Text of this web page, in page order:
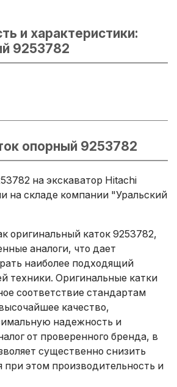
и характеристики:
9253782
опорный 9253782
на экскаватор Hitachi
на складе компании "Уральский
оригинальный каток 9253782,
аналоги, что дает
наиболее подходящий
техники. Оригинальные катки
соответствие стандартам
качество,
надежность и
от проверенного бренда, в
существенно снизить
при этом производительность и